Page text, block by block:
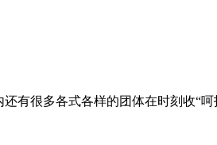
很多各式各样的团体在时刻收“呵